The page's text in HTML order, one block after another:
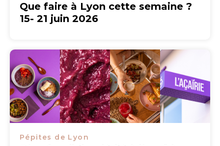
Que faire à Lyon cette semaine ?
15- 21 juin 2026
Pépites de Lyon